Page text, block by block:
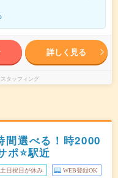
詳しく見る
タッフィング
間選べる！時2000
ポ⭐駅近
土日祝日が休み WEB登録OK